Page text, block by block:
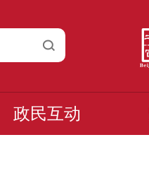
政民互动